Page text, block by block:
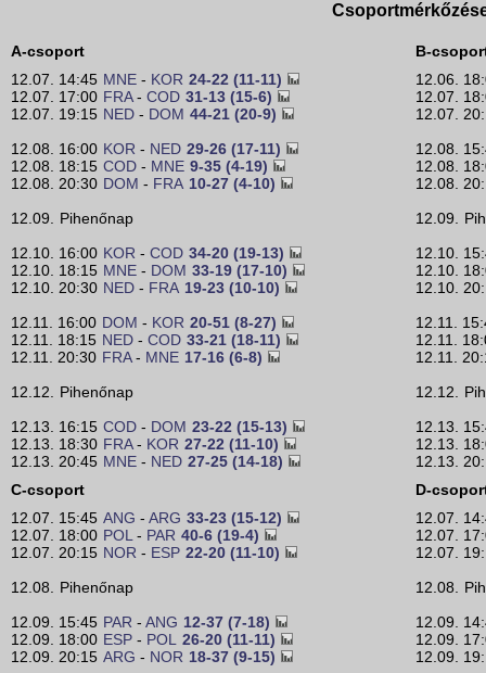
A-csoport
12.07. 14:45 MNE - KOR 24-22 (11-11)
12.07. 17:00 FRA- COD 31-13 (15-6)
12.07. 19:15 NED - DOM 44-21 (20-9)
12.08. 16:00 KOR - NED 29-26 (17-11)
12.08. 18:15 COD - MNE 9-35 (4-19)
12.08. 20:30 DOM - FRA 10-27 (4-10)
12.09.
Pihenőnap
12.10. 16:00 KOR - COD 34-20 (19-13)
12.10. 18:15 MNE - DOM 33-19 (17-10)
12.10. 20:30 NED - FRA 19-23 (10-10)
12.11. 16:00 DOM - KOR 20-51 (8-27)
12.11. 18:15 NED - COD 33-21 (18-11)
12.11. 20:30 FRA- MNE 17-16 (6-8)
12.12.
Pihenőnap
12.13. 16:15 COD - DOM 23-22 (15-13)
12.13. 18:30 FRA- KOR 27-22 (11-10)
12.13. 20:45 MNE - NED 27-25 (14-18)
C-csoport
12.07. 15:45 ANG - ARG 33-23 (15-12)
12.07. 18:00 POL - PAR 40-6 (19-4)
12.07. 20:15 NOR - ESP 22-20 (11-10)
12.08.
Pihenőnap
12.09. 15:45 PAR - ANG 12-37 (7-18)
12.09. 18:00 ESP - POL
26-20 (11-11)
12.09. 20:15 ARG - NOR 18-37 (9-15)
B-
12.06.
12.07.
12.07.
12.08.
12.08.
12.08.
12.09.
12.10.
12.10.
12.10.
12.11.
12.11.
12.11.
12.12.
12.13.
12.13.
12.13.
D-
12.07.
12.07.
12.07.
12.08.
12.09.
12.09.
12.09.